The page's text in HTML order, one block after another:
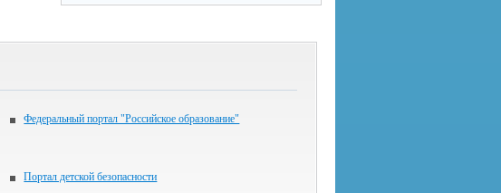
Федеральный портал "Российское образование"
Портал детской безопасности